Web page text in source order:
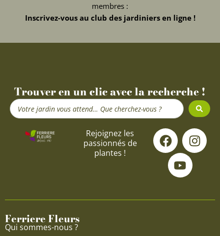
membres :
Inscrivez-vous au club des jardiniers en ligne !
Trouver en un clic avec la recherche !
Search
...
Rejoignez les
passionnés de
plantes !
F
a
c
e
o
I
n
s
g
Y
o
u
t
u
b
Ferriere Fleurs
Qui sommes-nous ?